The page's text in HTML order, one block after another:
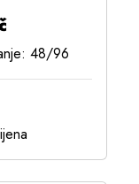
48/96